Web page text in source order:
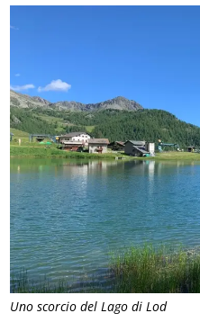
Uno scorcio del Lago di Lod